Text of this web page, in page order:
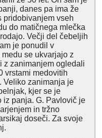
danes pa ima že
pridobivanjem vseh
do matičnega mlečka
Večji del čebeljih
je ponudil v
se ukvarjajo z
z zanimanjem ogledali
vrstami medovitih
Veliko zanimanja je
kjer se je
iz panja. G. Pavlovič je
in tržno
doseči. Za svoje